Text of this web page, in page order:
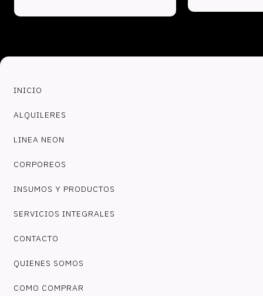
INICIO
ALQUILERES
LINEA NEON
CORPOREOS
INSUMOS Y PRODUCTOS
SERVICIOS INTEGRALES
CONTACTO
QUIENES SOMOS
COMO COMPRAR